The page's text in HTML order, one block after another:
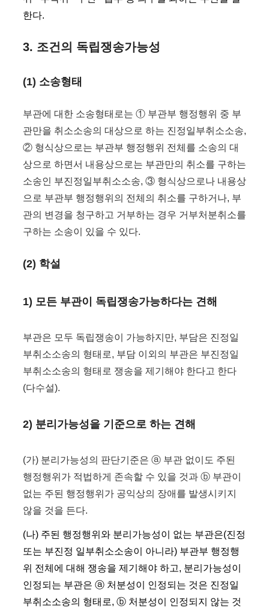
한다.
3. 조건의 독립쟁송가능성
(1) 소송형태
부관에 대한 소송형태로는 ① 부관부 행정행위 중 부
관만을 취소소송의 대상으로 하는 진정일부취소소송,
② 형식상으로는 부관부 행정행위 전체를 소송의 대
상으로 하면서 내용상으로는 부관만의 취소를 구하는
소송인 부진정일부취소소송, ③ 형식상으로나 내용상
으로 부관부 행정행위의 전체의 취소를 구하거나, 부
관의 변경을 청구하고 거부하는 경우 거부처분취소를
구하는 소송이 있을 수 있다.
(2) 학설
1) 모든 부관이 독립쟁송가능하다는 견해
부관은 모두 독립쟁송이 가능하지만, 부담은 진정일
부취소소송의 형태로, 부담 이외의 부관은 부진정일
부취소소송의 형태로 쟁송을 제기해야 한다고 한다
(다수설).
2) 분리가능성을 기준으로 하는 견해
(가) 분리가능성의 판단기준은 ⓐ 부관 없이도 주된
행정행위가 적법하게 존속할 수 있을 것과 ⓑ 부관이
없는 주된 행정행위가 공익상의 장애를 발생시키지
않을 것을 든다.
(나) 주된 행정행위와 분리가능성이 없는 부관은(진정
또는 부진정 일부취소소송이 아니라) 부관부 행정행
위 전체에 대해 쟁송을 제기해야 하고, 분리가능성이
인정되는 부관은 ⓐ 처분성이 인정되는 것은 진정일
부취소소송의 형태로, ⓑ 처분성이 인정되지 않는 것